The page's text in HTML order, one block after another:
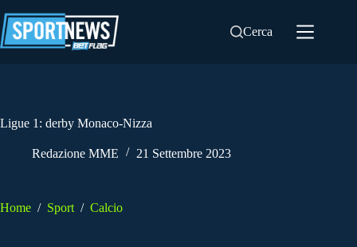
al
contenuto
Cerca
Ligue 1: derby Monaco-Nizza
Redazione MME 21 Settembre 2023
Home / Sport / Calcio